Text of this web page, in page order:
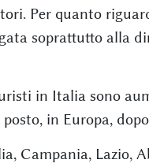
Per quanto
soprattutto alla
in Italia sono
in Europa,
Campania, Lazio,